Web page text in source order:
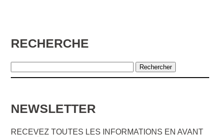
RECHERCHE
NEWSLETTER
RECEVEZ TOUTES LES INFORMATIONS EN AVANT